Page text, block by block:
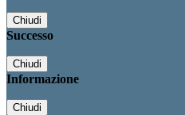
Chiudi
Successo
Chiudi
Informazione
Chiudi